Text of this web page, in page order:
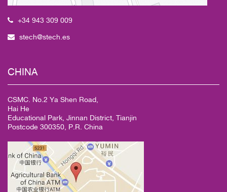
+34 943 309 009
stech@stech.es
CHINA
CSMC. No.2 Ya Shen Road,
Hai He
Educational Park, Jinnan District, Tianjin
Postcode 300350, P.R. China